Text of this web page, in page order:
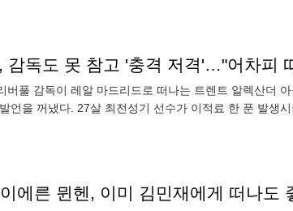
버풀 감독이 레알 마드리드로 떠나는 트렌트 알렉산더
언을 꺼냈다. 27살 최전성기 선수가 이적료 한 푼 발생시
에른 뮌헨, 이미 김민재에게 떠나도